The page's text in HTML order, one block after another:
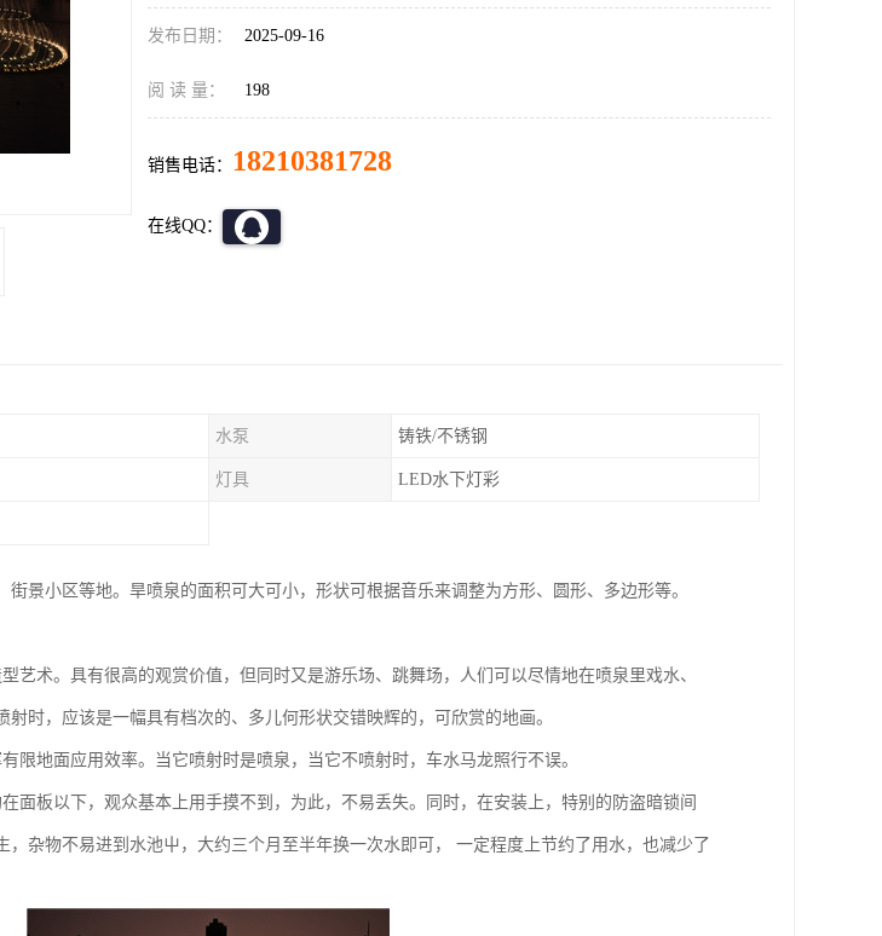
发布日期： 2025-09-16
阅 读 量： 198
销售电话： 18210381728
在线QQ：
水泵 铸铁/不锈钢
灯具 LED水下灯彩
景小区等地。旱喷泉的面积可大可小，形状可根据音乐来调整为方形、圆形、多边形等。
艺术。具有很高的观赏价值，但同时又是游乐场、跳舞场，人们可以尽情地在喷泉里戏水、
时，应该是一幅具有档次的、多儿何形状交错映辉的，可欣赏的地画。
限地面应用效率。当它喷射时是喷泉，当它不喷射时，车水马龙照行不误。
面板以下，观众基本上用手摸不到，为此，不易丢失。同时，在安装上，特别的防盗暗锁间
，杂物不易进到水池屮，大约三个月至半年换一次水即可， 一定程度上节约了用水，也减少了